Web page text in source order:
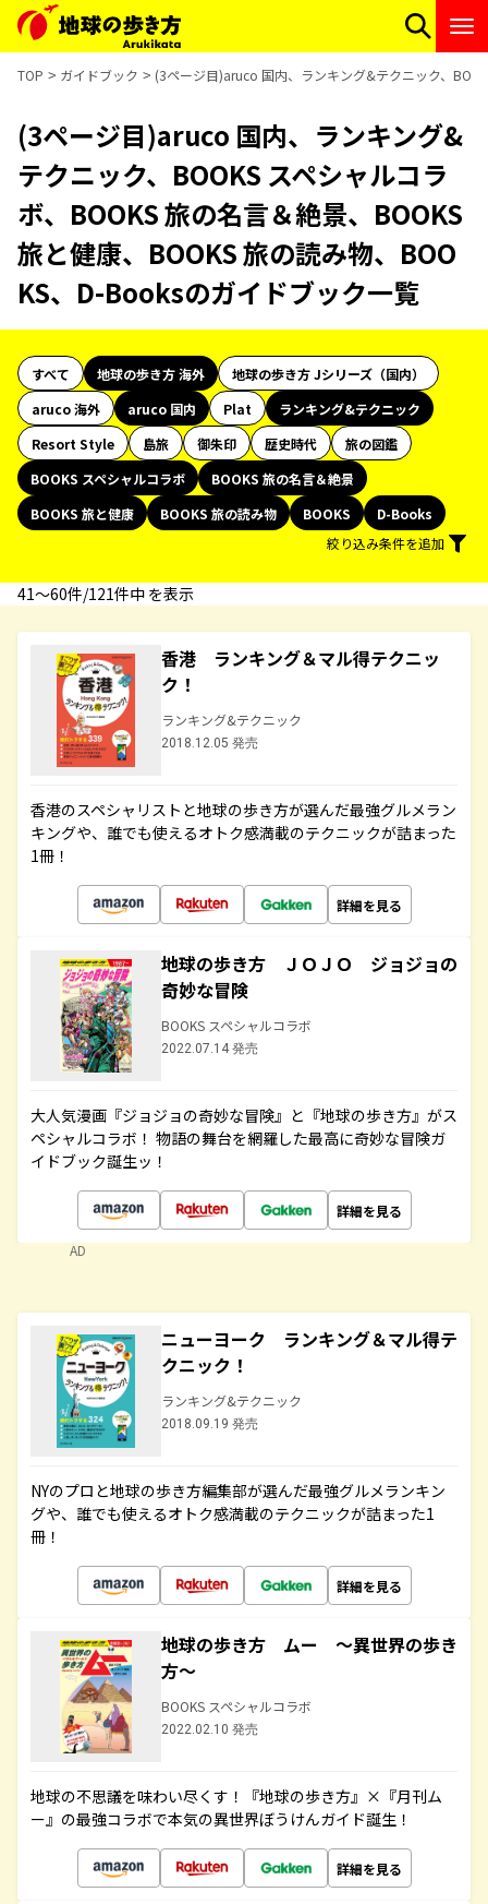
TOP ガイドブック (3ページ目)aruco 国内、ランキング&テクニック、
(3ページ目)aruco 国内、ランキング&
テクニック、BOOKS スペシャルコラ
ボ、BOOKS 旅の名言＆絶景、BOOKS
旅と健康、BOOKS 旅の読み物、BOO
KS、D-Booksのガイドブック一覧
すべて 地球の歩き方 海外
地球の歩き方 Jシリーズ（国内）
aruco 海外
aruco 国内 Plat
ランキング&テクニック
Resort Style
島旅 御朱印 歴史時代
旅の図鑑
BOOKS スペシャルコラボ
BOOKS 旅の名言＆絶景
BOOKS 旅と健康
BOOKS 旅の読み物 BOOKS
D-Books
絞り込み条件を追加
41〜60件/121件中 を表示
香港 ランキング＆マル得テクニッ
ク！
ランキング&テクニック
2018.12.05 発売
香港のスペシャリストと地球の歩き方が選んだ最強グルメラン
キングや、誰でも使えるオトク感満載のテクニックが詰まった
1冊！
詳細を見る
地球の歩き方 ＪＯＪＯ ジョジョの
奇妙な冒険
BOOKS スペシャルコラボ
2022.07.14 発売
大人気漫画『ジョジョの奇妙な冒険』と『地球の歩き方』がス
ペシャルコラボ！ 物語の舞台を網羅した最高に奇妙な冒険ガ
イドブック誕生ッ！
詳細を見る
AD
ニューヨーク ランキング＆マル得テ
クニック！
ランキング&テクニック
2018.09.19 発売
NYのプロと地球の歩き方編集部が選んだ最強グルメランキン
グや、誰でも使えるオトク感満載のテクニックが詰まった1
冊！
詳細を見る
地球の歩き方 ムー ～異世界の歩き
方～
BOOKS スペシャルコラボ
2022.02.10 発売
地球の不思議を味わい尽くす！『地球の歩き方』×『月刊ム
ー』の最強コラボで本気の異世界ぼうけんガイド誕生！
詳細を見る